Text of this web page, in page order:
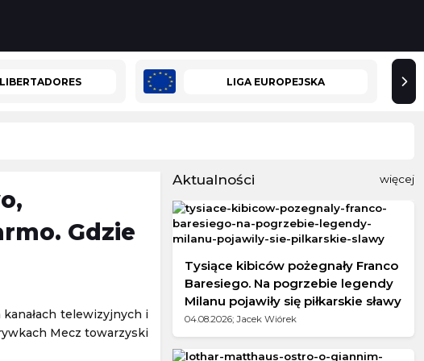
LIGA EUROPEJSKA
Gdzie
telewizyjnych i
Mecz towarzyski
Aktualności więcej
Tysiące kibiców pożegnały Franco
Baresiego. Na pogrzebie legendy
Milanu pojawiły się piłkarskie sławy
04.08.2026; Jacek Wiórek